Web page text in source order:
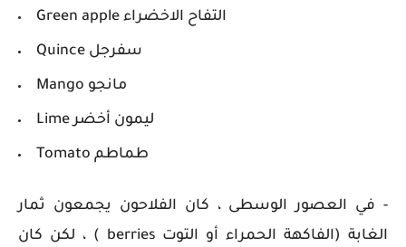
Green apple التفاح الاخضراء
Quince سفرجل
Lime ليمون أخضر
Tomato طماطم
- في العصور الوسطى ، كان الفلاحون يجمعون ثمار
الغابة (الفاكهة الحمراء أو التوت berries ) ، لكن كان